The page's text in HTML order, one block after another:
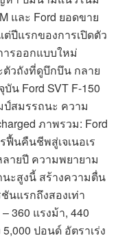
และ Ford ยอดขาย
ต่ปีแรกของการเปิดตัว
รออกแบบใหม่
วถังที่ดูบึกบึน กลาย
น Ford SVT F-150
ป์สมรรถนะ ความ
ภาพรวม: Ford
ฟื้นคืนชีพสู่เจเนอเร
ายปี ความพยายาม
ะสูงนี้ สร้างความตื่น
นแรกถึงสองเท่า
360 แรงม้า, 440
ปอนด์ อัตราเร่ง